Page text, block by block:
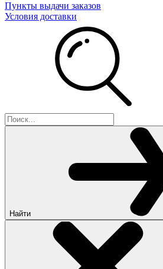
Пункты выдачи заказов
Условия доставки
Найти